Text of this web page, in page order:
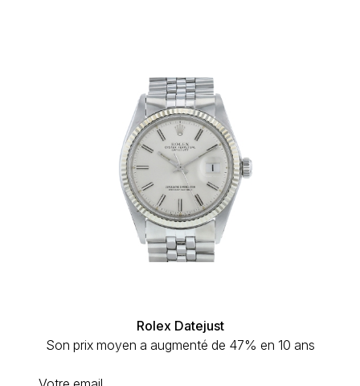
Rolex Datejust
Son prix moyen a augmenté de 47% en 10 ans